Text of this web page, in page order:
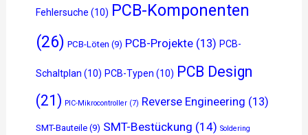
Fehlersuche (10) PCB-Komponenten
(26) PCB-Löten (9) PCB-Projekte (13) PCB-
Schaltplan (10) PCB-Typen (10) PCB Design
(21) PIC-Mikrocontroller (7) Reverse Engineering (13)
SMT-Bauteile (9) SMT-Bestückung (14) Soldering